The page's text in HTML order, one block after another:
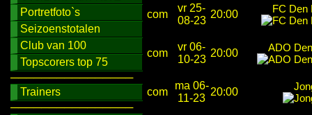
Portretfoto`s
Seizoenstotalen
Club van 100
Topscorers top 75
────────────────
Trainers
────────────────
com
vr 25-
08-23
20:00 FC Den
com
vr 06-
10-23
20:00 ADO
com
ma 06-
11-23
20:00